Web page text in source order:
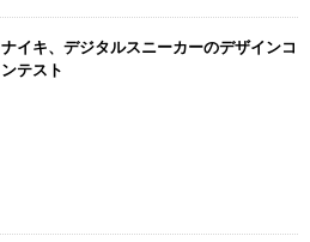
ナイキ、デジタルスニーカーのデザインコ
ンテスト